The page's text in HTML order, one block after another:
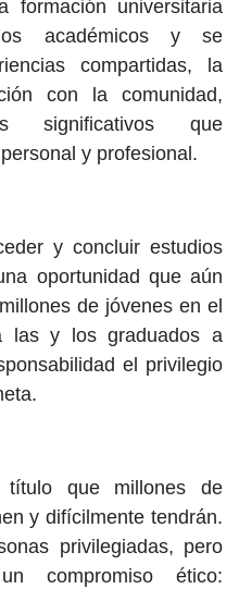
formación universitaria
académicos y se
compartidas, la
con la comunidad,
significativos que
y profesional.
y concluir estudios
oportunidad que aún
de jóvenes en el
las y los graduados a
el privilegio
título que millones de
y difícilmente tendrán.
privilegiadas, pero
compromiso ético: